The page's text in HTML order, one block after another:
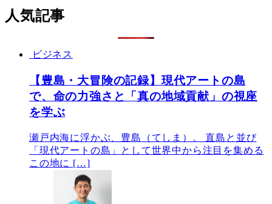
人気記事
ビジネス
【豊島・大冒険の記録】現代アートの島
で、命の力強さと「真の地域貢献」の視座
を学ぶ
瀬戸内海に浮かぶ、豊島（てしま）。 直島と並び
「現代アートの島」として世界中から注目を集める
この地に […]